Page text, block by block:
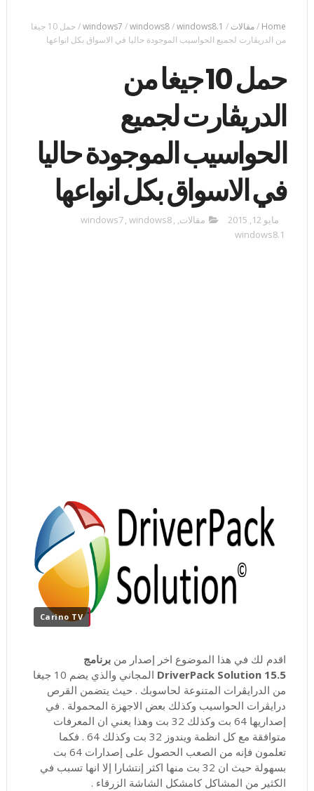
Home
/مقالات /
windows7 /windows8/windows8.1
/
حمل 10 جيغا
من الدريڤارت لجميع الحواسيب الموجودة حاليا في الاسواق بكل انواعها
حمل 10 جيغا من
الدريڤارت لجميع
الحواسيب الموجودة حاليا
في الاسواق بكل انواعها
مايو 12, 2015 مقالات,
windows7,windows8,
windows8.1
Carino TV
اقدم لك في هذا الموضوع اخر إصدار من برنامج
DriverPack Solution 15.5
المجاني والذي يضم 10 جيغا
من الدرايڤرات المتنوعة لحاسوبك . حيث يتضمن القرص
درايڤرات الحواسيب وكذلك بعض الاجهزة المحمولة . في
إصداريها 64 بت وكذلك 32 بت وهذا يعني ان المعرفات
متوافقة مع كل انظمة ويندوز 32 بت وكذلك 64 . فكما
تعلمون فإنه من الصعب الحصول على إصدارات 64 بت
بسهولة حيث ان 32 بت منها اكثر إنتشارا إلا انها تسبب في
الكثير من المشاكل كامشكل الشاشة الزرقاء .